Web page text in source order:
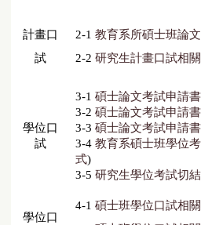
計畫口
試
2-1教育系所碩士班論
2-2研究生計畫口試相
學位口
試
3-1碩士論文考試申請書
3-2碩士論文考試申請書
3-3碩士論文考試申請書
3-4教育系碩士班學位
式)
3-5研究生學位考試切
學位口
4-1碩士班學位口試相